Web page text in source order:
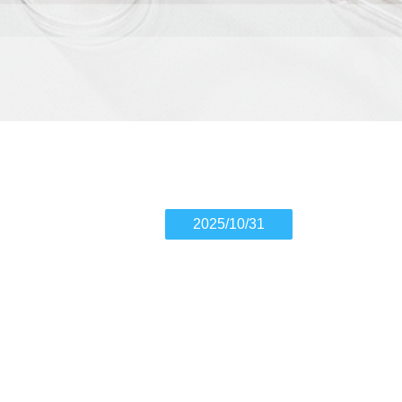
2025/10/31